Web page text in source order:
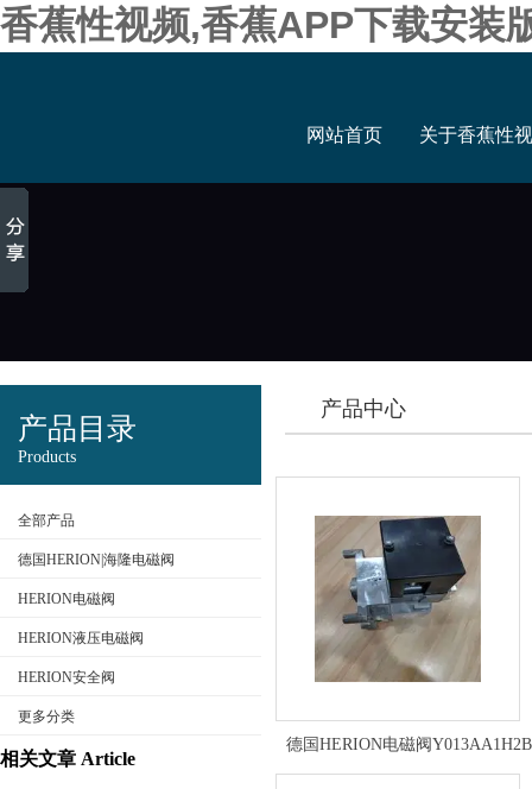
香蕉性视频,香蕉APP下载安装
网站首页 关于香蕉性
产品目录
Products
全部产品
德国HERION|海隆电磁阀
HERION电磁阀
HERION液压电磁阀
HERION安全阀
更多分类
相关文章 Article
产品中心
德国HERION电磁阀